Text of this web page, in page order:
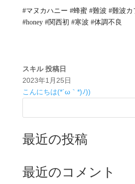
#マヌカハニー #蜂蜜 #難波 #難波
#honey #関西初 #寒波 #体調不良
スキル 投稿日
2023年1月25日
こんにちは(*´ω｀*)ﾉ))
最近の投稿
最近のコメント